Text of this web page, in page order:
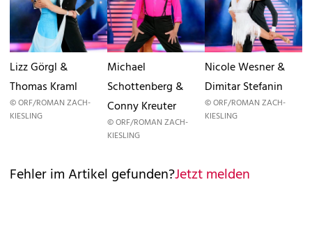
Lizz Görgl &
Thomas Kraml
© ORF/ROMAN ZACH-
KIESLING
Michael
Schottenberg &
Conny Kreuter
© ORF/ROMAN ZACH-
KIESLING
Nicole Wesner &
Dimitar Stefanin
© ORF/ROMAN ZACH-
KIESLING
Fehler im Artikel gefunden?Jetzt melden